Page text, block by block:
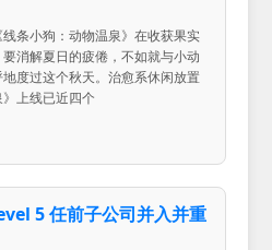
条小狗：动物温泉》在收获果实
消解夏日的疲倦，不如就与小动
度过这个秋天。治愈系休闲放置
上线已近四个
5 任前子公司并入并重